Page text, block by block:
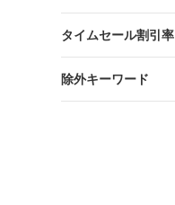
タイムセール割引率
除外キーワード